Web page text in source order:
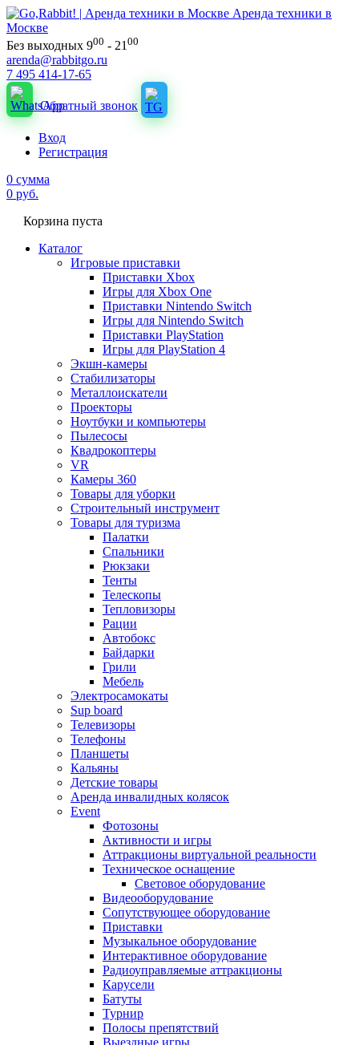
Аренда техники в
Москве
Без выходных 900 - 21 00
arenda@rabbitgo.ru
7 495 414-17-65
Обратный звонок
Вход
Регистрация
0 сумма
0 руб.
Корзина пуста
Каталог
Игровые приставки
Приставки Xbox
Игры для Xbox One
Приставки Nintendo Switch
Игры для Nintendo Switch
Приставки PlayStation
Игры для PlayStation 4
Экшн-камеры
Стабилизаторы
Металлоискатели
Проекторы
Ноутбуки и компьютеры
Пылесосы
Квадрокоптеры
VR
Камеры 360
Товары для уборки
Строительный инструмент
Товары для туризма
Палатки
Спальники
Рюкзаки
Тенты
Телескопы
Тепловизоры
Рации
Автобокс
Байдарки
Грили
Мебель
Электросамокаты
Sup board
Телевизоры
Телефоны
Планшеты
Кальяны
Детские товары
Аренда инвалидных колясок
Event
Фотозоны
Активности и игры
Аттракционы виртуальной реальности
Техническое оснащение
Световое оборудование
Видеооборудование
Сопутствующее оборудование
Приставки
Музыкальное оборудование
Интерактивное оборудование
Радиоуправляемые аттракционы
Карусели
Батуты
Турнир
Полосы препятствий